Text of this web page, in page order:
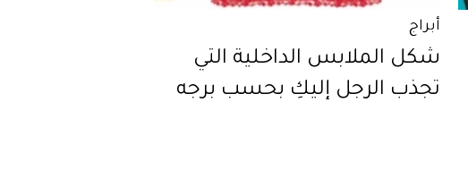
أبراج
شكل الملابس الداخلية التي
تجذب الرجل إليكِ بحسب برجه